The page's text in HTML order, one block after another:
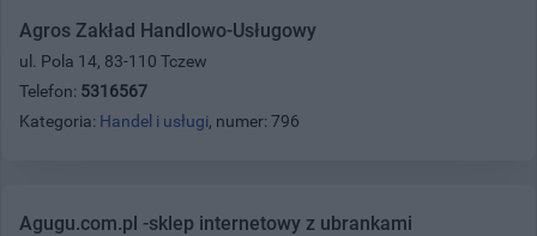
Agros Zakład Handlowo-Usługowy
ul. Pola 14, 83-110 Tczew
Telefon: 5316567
Kategoria: Handel i usługi, numer: 796
Agugu.com.pl -sklep internetowy z ubrankami